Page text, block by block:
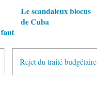
Le scandaleux blocus
de Cuba